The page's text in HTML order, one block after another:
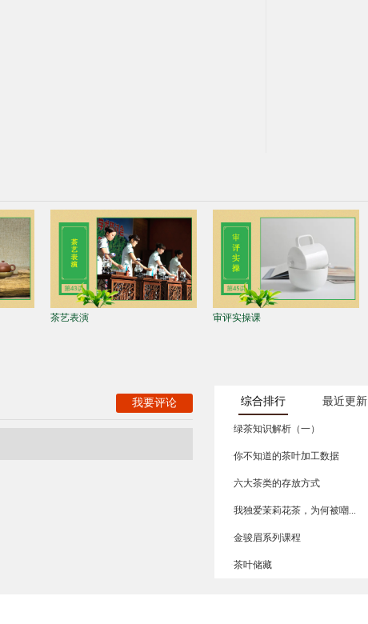
茶艺冲泡系列（样... 六大茶类存放方式
我要评论 综合排行 最近更新
绿茶知识解析（一）
你不知道的茶叶加工数据
六大茶类的存放方式
我独爱茉莉花茶，为何被嘲...
金骏眉系列课程
茶叶储藏